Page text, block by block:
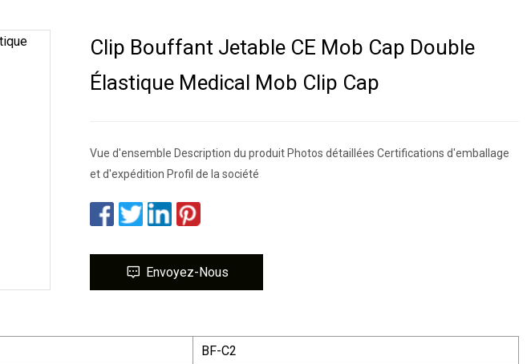
Clip Bouffant Jetable CE Mob Cap Double
Élastique Medical Mob Clip Cap
Vue d'ensemble Description du produit Photos détaillées Certifications d'emballage
et d'expédition Profil de la société
Envoyez-Nous
BF-C2